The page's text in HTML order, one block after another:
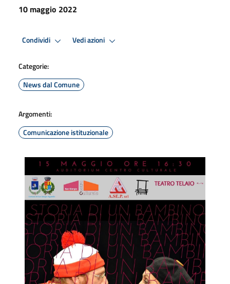
10 maggio 2022
Condividi Vedi azioni
Categorie:
News dal Comune
Argomenti:
Comunicazione istituzionale